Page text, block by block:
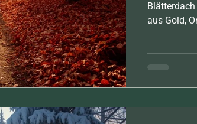
aus Gold,